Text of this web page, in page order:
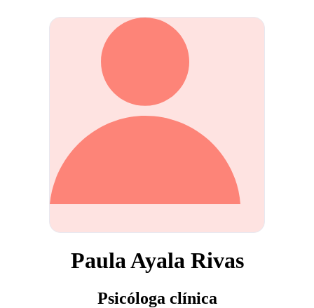
Paula Ayala Rivas
Psicóloga clínica